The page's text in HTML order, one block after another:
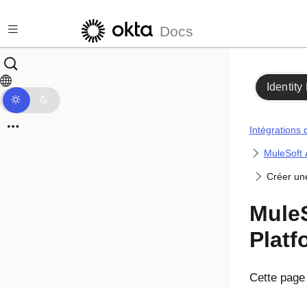
Docs
Identity
Intégrations
MuleSoft
Créer
Cette